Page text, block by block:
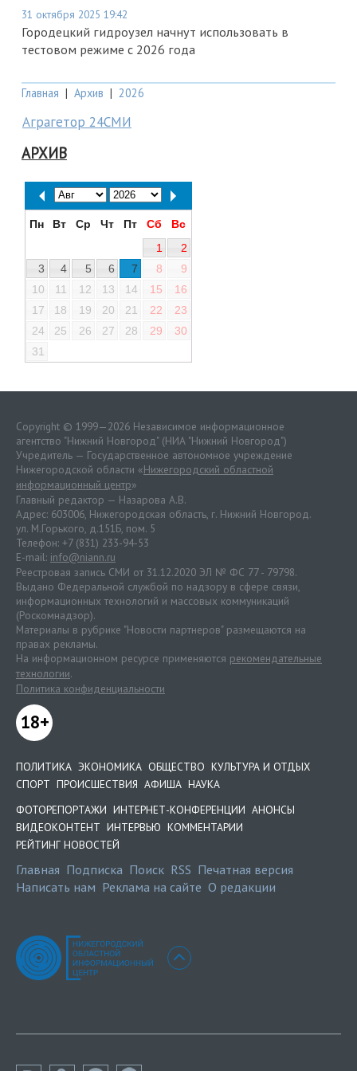
31 октября 2025 19:42
Городецкий гидроузел начнут использовать в
тестовом режиме с 2026 года
Главная | Архив | 2026
Аграгетор 24СМИ
АРХИВ
Пн Вт Ср Чт Пт Сб
Вс
1
2
3
4 5 6 7 8
9
10
11 12 13 14 15
16
17
18 19 20 21 22
23
24
25 26 27 28 29
30
31
Copyright © 1999—2026 Независимое информационное
агентство "Нижний Новгород" (НИА "Нижний Новгород")
Учредитель — Государственное автономное учреждение
Нижегородской области «Нижегородский областной
информационный центр»
Главный редактор — Назарова А.В.
Адрес: 603006, Нижегородская область, г. Нижний Новгород.
ул. М.Горького, д.151Б, пом. 5
Телефон: +7 (831) 233-94-53
E-mail: info@niann.ru
Реестровая запись СМИ от 31.12.2020 ЭЛ № ФС 77 - 79798.
Выдано Федеральной службой по надзору в сфере связи,
информационных технологий и массовых коммуникаций
(Роскомнадзор).
Материалы в рубрике "Новости партнеров" размещаются на
правах рекламы.
На информационном ресурсе применяются рекомендательные
технологии.
Политика конфиденциальности
18+
ПОЛИТИКА ЭКОНОМИКА ОБЩЕСТВО КУЛЬТУРА И ОТДЫХ
СПОРТ ПРОИСШЕСТВИЯ АФИША НАУКА
ФОТОРЕПОРТАЖИ ИНТЕРНЕТ-КОНФЕРЕНЦИИ АНОНСЫ
ВИДЕОКОНТЕНТ ИНТЕРВЬЮ КОММЕНТАРИИ
РЕЙТИНГ НОВОСТЕЙ
Главная Подписка Поиск RSS Печатная версия
Написать нам Реклама на сайте О редакции